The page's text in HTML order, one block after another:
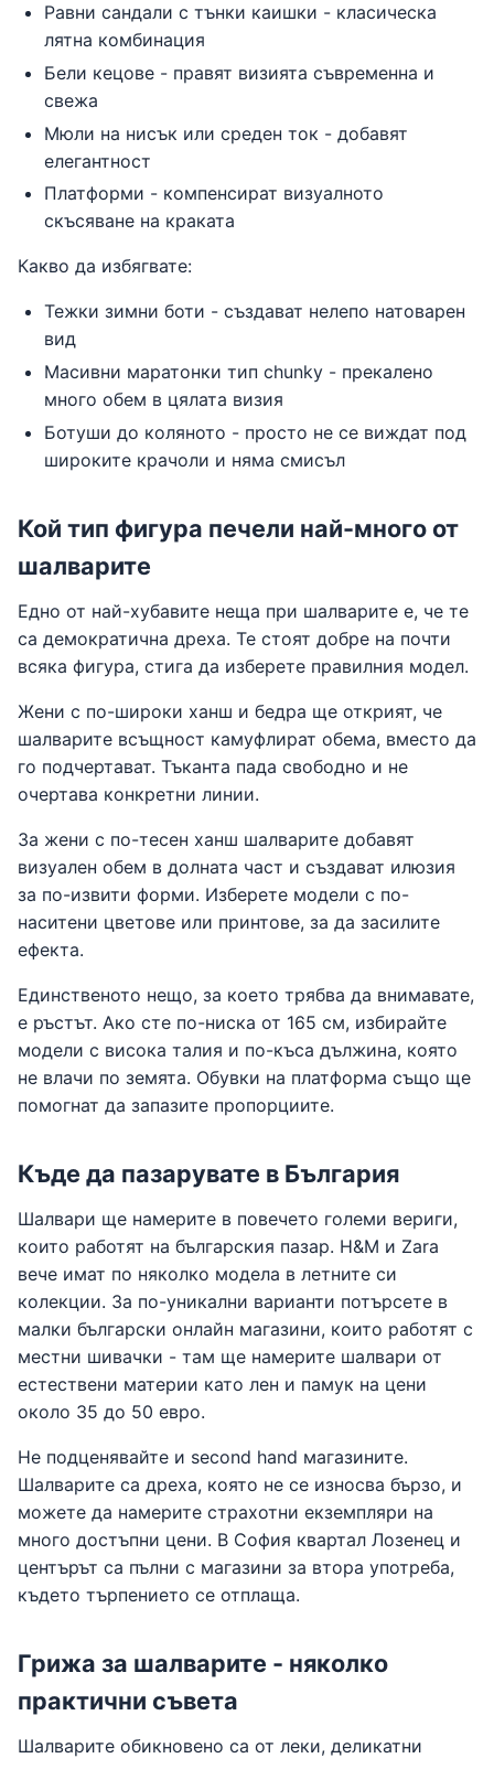
Равни сандали с тънки каишки - класическа
лятна комбинация
Бели кецове - правят визията съвременна и
свежа
Мюли на нисък или среден ток - добавят
елегантност
Платформи - компенсират визуалното
скъсяване на краката
Какво да избягвате:
Тежки зимни боти - създават нелепо натоварен
вид
Масивни маратонки тип chunky - прекалено
много обем в цялата визия
Ботуши до коляното - просто не се виждат под
широките крачоли и няма смисъл
Кой тип фигура печели най-много от
шалварите
Едно от най-хубавите неща при шалварите е, че те
са демократична дреха. Те стоят добре на почти
всяка фигура, стига да изберете правилния модел.
Жени с по-широки ханш и бедра ще открият, че
шалварите всъщност камуфлират обема, вместо да
го подчертават. Тъканта пада свободно и не
очертава конкретни линии.
За жени с по-тесен ханш шалварите добавят
визуален обем в долната част и създават илюзия
за по-извити форми. Изберете модели с по-
наситени цветове или принтове, за да засилите
ефекта.
Единственото нещо, за което трябва да внимавате,
е ръстът. Ако сте по-ниска от 165 см, избирайте
модели с висока талия и по-къса дължина, която
не влачи по земята. Обувки на платформа също ще
помогнат да запазите пропорциите.
Къде да пазарувате в България
Шалвари ще намерите в повечето големи вериги,
които работят на българския пазар. H&M и Zara
вече имат по няколко модела в летните си
колекции. За по-уникални варианти потърсете в
малки български онлайн магазини, които работят с
местни шивачки - там ще намерите шалвари от
естествени материи като лен и памук на цени
около 35 до 50 евро.
Не подценявайте и second hand магазините.
Шалварите са дреха, която не се износва бързо, и
можете да намерите страхотни екземпляри на
много достъпни цени. В София квартал Лозенец и
центърът са пълни с магазини за втора употреба,
където търпението се отплаща.
Грижа за шалварите - няколко
практични съвета
Шалварите обикновено са от леки, деликатни